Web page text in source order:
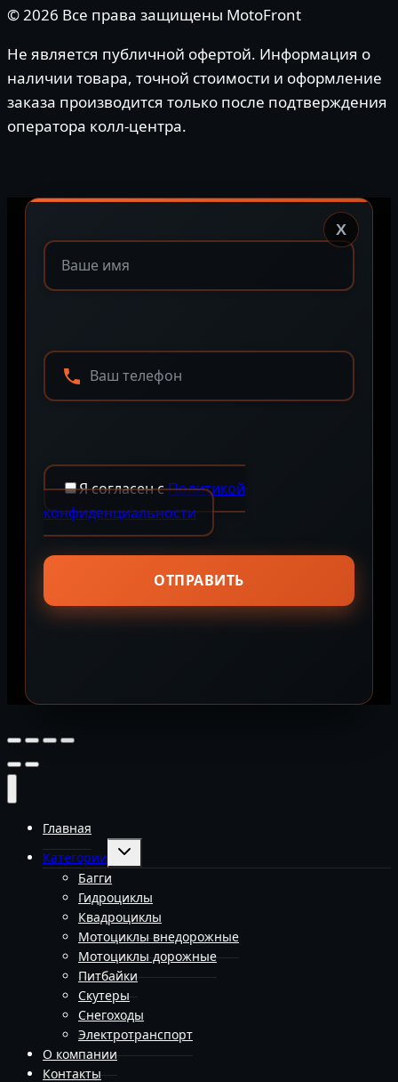
© 2026 Все права защищены MotoFront
Не является публичной офертой. Информация о
наличии товара, точной стоимости и оформление
заказа производится только после подтверждения
оператора колл-центра.
Я согласен сПолитикой
конфиденциальности
X
Главная
Категории
Переключить
дочернее
меню
Багги
Гидроциклы
Квадроциклы
Мотоциклы внедорожные
Мотоциклы дорожные
Питбайки
Скутеры
Снегоходы
Электротранспорт
О компании
Контакты